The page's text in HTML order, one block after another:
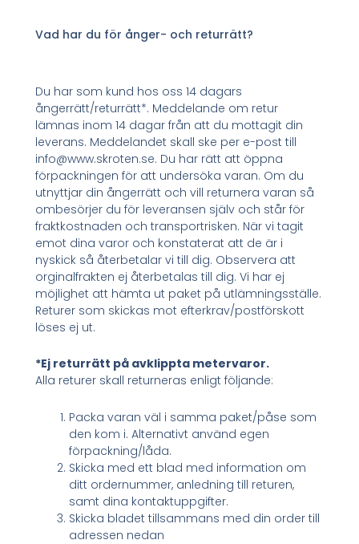
Vad har du för ånger- och returrätt?
Du har som kund hos oss 14 dagars
ångerrätt/returrätt*. Meddelande om retur
lämnas inom 14 dagar från att du mottagit din
leverans. Meddelandet skall ske per e-post till
info@www.skroten.se. Du har rätt att öppna
förpackningen för att undersöka varan. Om du
utnyttjar din ångerrätt och vill returnera varan så
ombesörjer du för leveransen själv och står för
fraktkostnaden och transportrisken. När vi tagit
emot dina varor och konstaterat att de är i
nyskick så återbetalar vi till dig. Observera att
orginalfrakten ej återbetalas till dig. Vi har ej
möjlighet att hämta ut paket på utlämningsställe.
Returer som skickas mot efterkrav/postförskott
löses ej ut.
*Ej returrätt på avklippta metervaror.
Alla returer skall returneras enligt följande:
Packa varan väl i samma paket/påse som
den kom i. Alternativt använd egen
förpackning/låda.
Skicka med ett blad med information om
ditt ordernummer, anledning till returen,
samt dina kontaktuppgifter.
Skicka bladet tillsammans med din order till
adressen nedan